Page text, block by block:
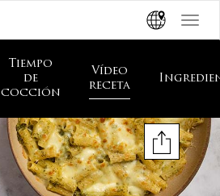
Toggle
Tiempo
de
cocción
Vídeo
receta